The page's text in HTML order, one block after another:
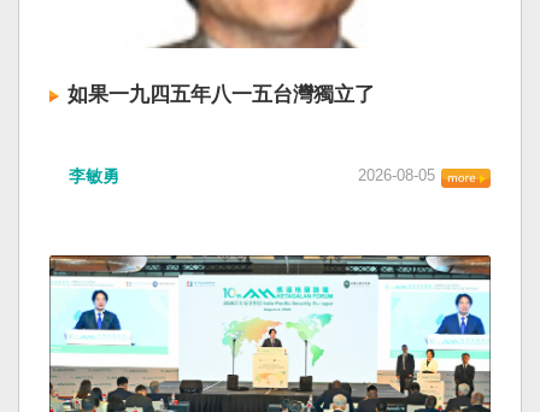
將影響台灣海峽及周邊海域，廣東海事局決定六
日晚間六時起，對經過台灣海峽南口北上船舶實
施交通管制，各船舶必須遵守交通管制要求，聽
從現場海事管理機構指揮。 海巡署昨表示，台灣
自由」原則，中國無任何權利對該水域實施「管
之實的認知作戰，企圖藉海事管制將台海內水
化，予以最嚴厲譴責，並要求中方恪守國際規
範，避免破壞區域的和平穩定。 海巡署同時強
調，將持續運用聯合情監偵手段，全天候掌握我
國周邊海域動態，目前未偵獲中國船舶異常舉
動，亦未接獲航商反映遭到廣播干擾，提醒航經
如果一九四五年八一五台灣獨立了
的歷史就不會有中國國民黨，也不會捲入迄今仍
兩岸已有正常外交，中國也可致力提升國民福
祉。 如果一九四五年八一五台灣獨立了，就像二
戰後許多殖民地選擇獨立，成為杭廷頓第二波民
主化的歷史。獨立的台灣會像脫離日本殖民的韓
國，八一五這一天成為獨立紀念日及光復節。不
同於有國家歷史的朝鮮，台灣是新興國家，開展
李敏勇 2026-08-05